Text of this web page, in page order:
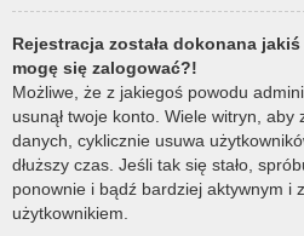
Rejestracja została dokonana
mogę się zalogować?!
Możliwe, że z jakiegoś powodu
usunął twoje konto. Wiele witryn,
danych, cyklicznie usuwa
dłuższy czas. Jeśli tak się stało,
ponownie i bądź bardziej aktywnym i
użytkownikiem.